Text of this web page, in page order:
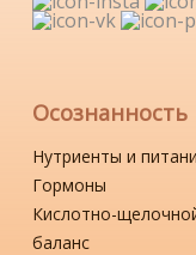
Осознанность
Нутриенты и
Гормоны
Кислотно-
баланс